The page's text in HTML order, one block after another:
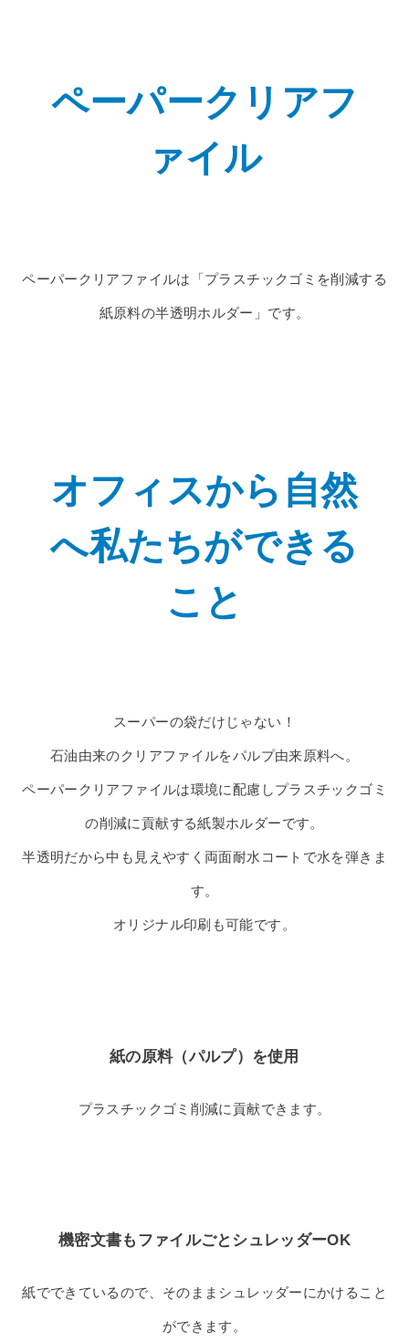
ペーパークリアフ
ァイル
ペーパークリアファイルは「プラスチックゴミを削減する
紙原料の半透明ホルダー」です。
オフィスから自然
へ私たちができる
こと
スーパーの袋だけじゃない！
石油由来のクリアファイルをパルプ由来原料へ。
ペーパークリアファイルは環境に配慮しプラスチックゴミ
の削減に貢献する紙製ホルダーです。
半透明だから中も見えやすく両面耐水コートで水を弾きま
す。
オリジナル印刷も可能です。
紙の原料（パルプ）を使用
プラスチックゴミ削減に貢献できます。
機密文書もファイルごとシュレッダーOK
紙でできているので、そのままシュレッダーにかけること
ができます。